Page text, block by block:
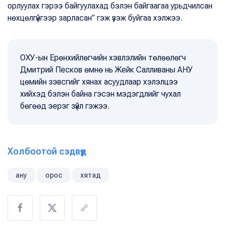
орлуулах гэрээ байгуулахад бэлэн байгаагаа урьдчилсан
нөхцөлгүйгээр зарласан” гэж үзэж буйгаа хэлжээ.
ОХУ-ын Ерөнхийлөгчийн хэвлэлийн төлөөлөгч
Дмитрий Песков өмнө нь Жейк Салливаны АНУ
цөмийн зэвсгийг хянах асуудлаар хэлэлцээ
хийхэд бэлэн байна гэсэн мэдэгдлийг чухал
бөгөөд эерэг зүйл гэжээ.
Холбоотой сэдвүүд
ану орос хятад